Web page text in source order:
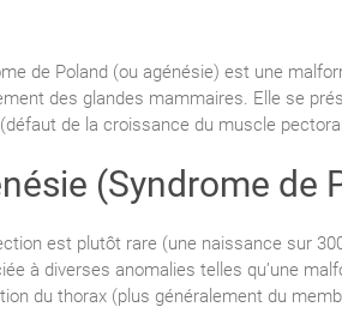
de Poland (ou agénésie) est une
des glandes mammaires. Elle se
de la croissance du muscle
(Syndrome de
est plutôt rare (une naissance sur
à diverses anomalies telles qu’une
du thorax (plus généralement du